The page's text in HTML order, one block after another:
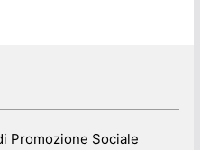
Promozione Sociale